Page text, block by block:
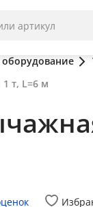
т, L=6 м